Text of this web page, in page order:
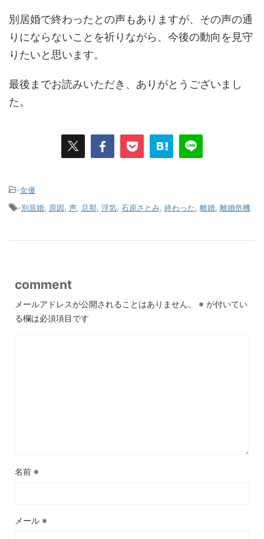
別居婚で終わったとの声もありますが、その声の通
りにならないことを祈りながら、今後の動向を見守
りたいと思います。
最後までお読みいただき、ありがとうございまし
た。
-女優
-別居婚 原因 声 旦那 浮気 石原さとみ 終わった 離婚 離婚危機
comment
メールアドレスが公開されることはありません。 ※ が付いてい
る欄は必須項目です
名前 ※
メール ※